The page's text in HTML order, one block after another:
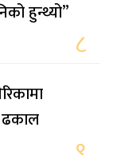
हुन्थ्यो”
८